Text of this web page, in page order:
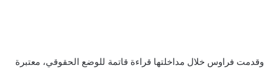
وقدمت فراوس خلال مداخلتها قراءة قاتمة للوضع الحقوقي، معتبرة